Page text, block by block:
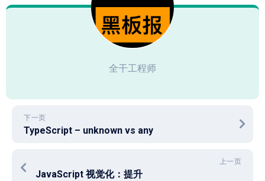
全干工程师
下一页
TypeScript – unknown vs any
上一页
JavaScript 视觉化：提升